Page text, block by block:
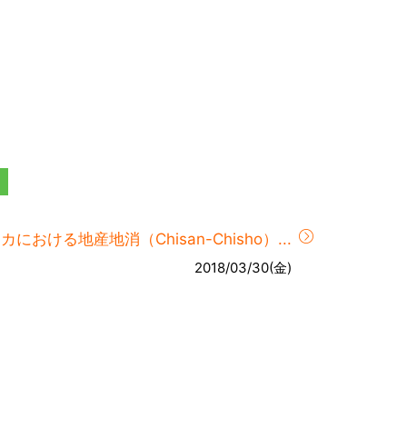
における地産地消（Chisan-Chisho）...
2018/03/30(金)